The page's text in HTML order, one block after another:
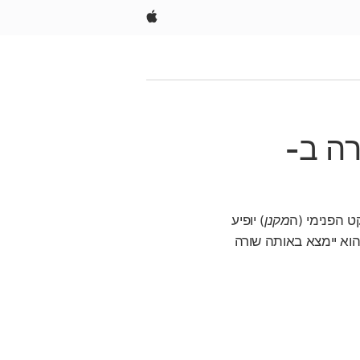
Apple
ב-
הפנימי (המקנן) יופיע
יימצא באותה שורה